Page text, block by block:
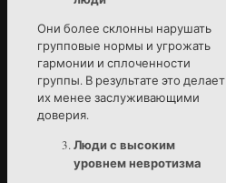
Они более склонны нарушать
групповые нормы и угрожать
гармонии и сплоченности
группы. В результате это делает
их менее заслуживающими
доверия.
Люди с высоким
уровнем невротизма